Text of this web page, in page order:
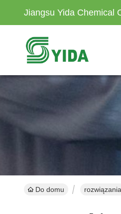
Jiangsu Yida Chemical
Do domu rozwiązania